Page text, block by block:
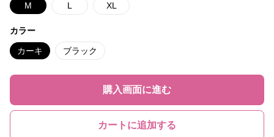
M L XL
カラー
カーキ ブラック
購入画面に進む
カートに追加する